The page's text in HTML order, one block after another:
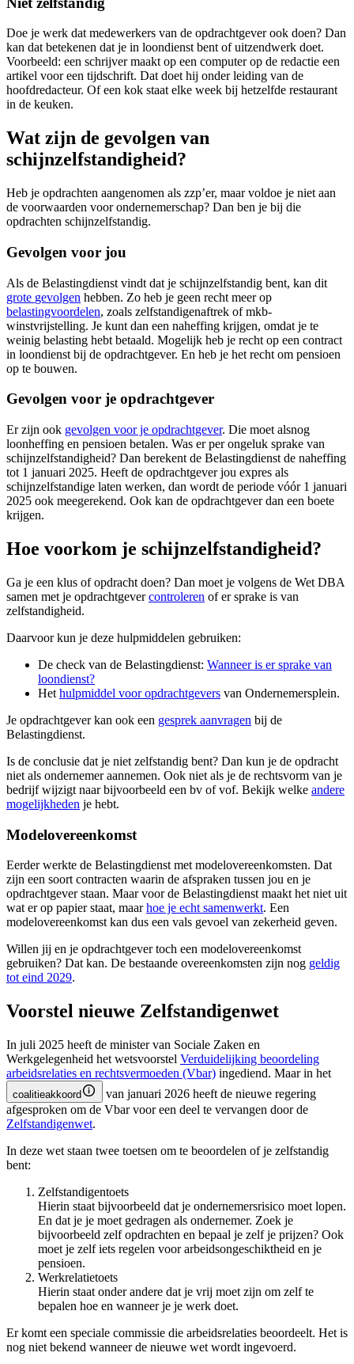
Doe je werk dat medewerkers van de opdrachtgever ook doen? Dan
kan dat betekenen dat je in loondienst bent of uitzendwerk doet.
Voorbeeld: een schrijver maakt op een computer op de redactie een
artikel voor een tijdschrift. Dat doet hij onder leiding van de
hoofdredacteur. Of een kok staat elke week bij hetzelfde restaurant
in de keuken.
Wat zijn de gevolgen van
schijnzelfstandigheid?
Heb je opdrachten aangenomen als zzp’er, maar voldoe je niet aan
de voorwaarden voor ondernemerschap? Dan ben je bij die
opdrachten schijnzelfstandig.
Gevolgen voor jou
Als de Belastingdienst vindt dat je schijnzelfstandig bent, kan dit
grote gevolgen hebben. Zo heb je geen recht meer op
belastingvoordelen, zoals zelfstandigenaftrek of mkb-
winstvrijstelling. Je kunt dan een naheffing krijgen, omdat je te
weinig belasting hebt betaald. Mogelijk heb je recht op een contract
in loondienst bij de opdrachtgever. En heb je het recht om pensioen
op te bouwen.
Gevolgen voor je opdrachtgever
Er zijn ook gevolgen voor je opdrachtgever. Die moet alsnog
loonheffing en pensioen betalen. Was er per ongeluk sprake van
schijnzelfstandigheid? Dan berekent de Belastingdienst de naheffing
tot 1 januari 2025. Heeft de opdrachtgever jou expres als
schijnzelfstandige laten werken, dan wordt de periode vóór 1 januari
2025 ook meegerekend. Ook kan de opdrachtgever dan een boete
krijgen.
Hoe voorkom je schijnzelfstandigheid?
Ga je een klus of opdracht doen? Dan moet je volgens de Wet DBA
samen met je opdrachtgevercontroleren of er sprake is van
zelfstandigheid.
Daarvoor kun je deze hulpmiddelen gebruiken:
De check van de Belastingdienst: Wanneer is er sprake van
loondienst?
Het hulpmiddel vooropdrachtgevers van Ondernemersplein.
Je opdrachtgever kan ook een gesprek aanvragen bij de
Belastingdienst.
Is de conclusie dat je niet zelfstandig bent? Dan kun je de opdracht
niet als ondernemer aannemen. Ook niet als je de rechtsvorm van je
bedrijf wijzigt naar bijvoorbeeld een bv of vof. Bekijk welke andere
mogelijkheden je hebt.
Modelovereenkomst
Eerder werkte de Belastingdienst met modelovereenkomsten. Dat
zijn een soort contracten waarin de afspraken tussen jou en je
opdrachtgever staan. Maar voor de Belastingdienst maakt het niet uit
wat er op papier staat, maarhoe je echt samenwerkt. Een
modelovereenkomst kan dus een vals gevoel van zekerheid geven.
Willen jij en je opdrachtgever toch een modelovereenkomst
gebruiken? Dat kan. De bestaande overeenkomsten zijn nog geldig
tot eind 2029.
Voorstel nieuwe Zelfstandigenwet
In juli 2025 heeft de minister van Sociale Zaken en
Werkgelegenheid het wetsvoorstel Verduidelijking beoordeling
arbeidsrelaties en rechtsvermoeden (Vbar) ingediend. Maar in het
coalitieakkoord
van januari 2026 heeft de nieuwe regering
afgesproken om de Vbar voor een deel te vervangen door de
Zelfstandigenwet.
In deze wet staan twee toetsen om te beoordelen of je zelfstandig
bent:
Zelfstandigentoets
Hierin staat bijvoorbeeld dat je ondernemersrisico moet lopen.
En dat je je moet gedragen als ondernemer. Zoek je
bijvoorbeeld zelf opdrachten en bepaal je zelf je prijzen? Ook
moet je zelf iets regelen voor arbeidsongeschiktheid en je
pensioen.
Werkrelatietoets
Hierin staat onder andere dat je vrij moet zijn om zelf te
bepalen hoe en wanneer je je werk doet.
Er komt een speciale commissie die arbeidsrelaties beoordeelt. Het is
nog niet bekend wanneer de nieuwe wet wordt ingevoerd.